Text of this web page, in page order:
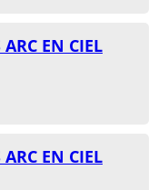
ARC EN CIEL
ARC EN CIEL